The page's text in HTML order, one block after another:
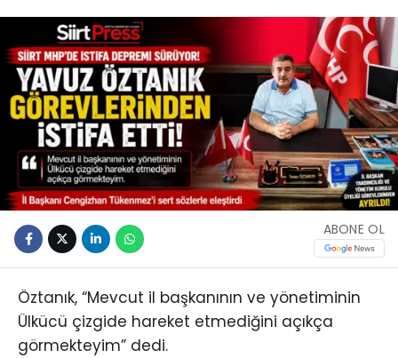
ABONE OL
Öztanık, “Mevcut il başkanının ve yönetiminin
Ülkücü çizgide hareket etmediğini açıkça
görmekteyim” dedi.